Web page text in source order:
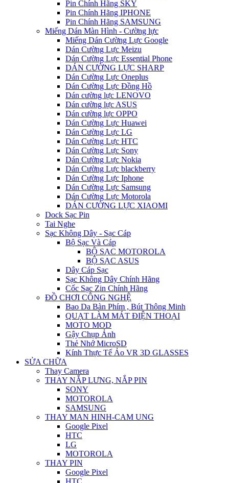
Pin Chính Hãng SKY
Pin Chính Hãng IPHONE
Pin Chính Hãng SAMSUNG
Miếng Dán Màn Hình - Cường lực
Miếng Dán Cường Lực Google
Dán Cường Lực Meizu
Dán Cường Lực Essential Phone
DÁN CƯỜNG LỰC SHARP
Dán Cường Lực Oneplus
Dán Cường Lực Đồng Hồ
Dán cường lực LENOVO
Dán cường lực ASUS
Dán cường lực OPPO
Dán Cường Lực Huawei
Dán Cường Lực LG
Dán Cường Lực HTC
Dán Cường Lực Sony
Dán Cường Lực Nokia
Dán Cường Lực blackberry
Dán Cường Lực Iphone
Dán Cường Lực Samsung
Dán Cường Lực Motorola
DÁN CƯỜNG LỰC XIAOMI
Dock Sạc Pin
Tai Nghe
Sạc Không Dây - Sạc Cáp
Bộ Sạc Và Cáp
BỘ SẠC MOTOROLA
BỘ SẠC ASUS
Dây Cáp Sạc
Sạc Không Dây Chính Hãng
Cốc Sạc Zin Chính Hãng
ĐỒ CHƠI CÔNG NGHỆ
Bao Da Bàn Phím , Bút Thông Minh
QUẠT LÀM MÁT ĐIỆN THOẠI
MOTO MOD
Gậy Chụp Ảnh
Thẻ Nhớ MicroSD
Kính Thực Tế Ảo VR 3D GLASSES
SỬA CHỮA
Thay Camera
THAY NẮP LƯNG, NẮP PIN
SONY
MOTOROLA
SAMSUNG
THAY MAN HINH-CAM UNG
Google Pixel
HTC
LG
MOTOROLA
THAY PIN
Google Pixel
HTC